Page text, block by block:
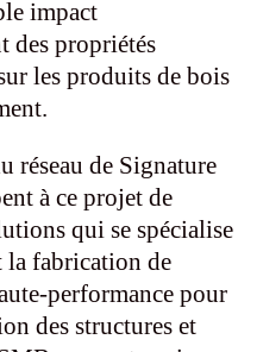
impact
des propriétés
les produits de bois
réseau de Signature
à ce projet de
qui se spécialise
la fabrication de
performance pour
des structures et